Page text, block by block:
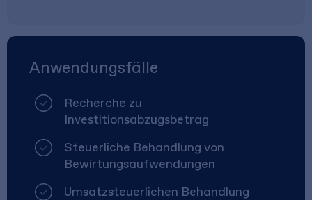
Anwendungsfälle
Recherche zu
Investitionsabzugsbetrag
Steuerliche Behandlung von
Bewirtungsaufwendungen
Umsatzsteuerlichen Behandlung